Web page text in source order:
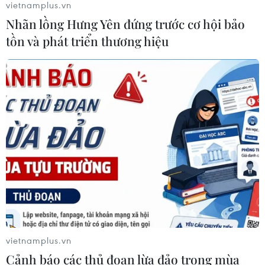
khó tin trước chủ nhà Thái Lan
06/08/2026 02:38
Toàn cảnh ASEAN Cup: Thái
Lan "thắng như chẻ tre", thách thức
tuyển Việt Nam
05/08/2026 07:15
Nhận định Philippines vs
Thái Lan: Madam Pang treo thưởng
tiền tỷ, "Voi chiến" quyết thắng
04/08/2026 09:19
Đội tuyển Việt Nam nhận
vietnamplus.vn
Nhãn lồng Hưng Yên đứng trước cơ hội bảo
tồn và phát triển thương hiệu
vietnamplus.vn
Cảnh báo các thủ đoạn lừa đảo trong mùa